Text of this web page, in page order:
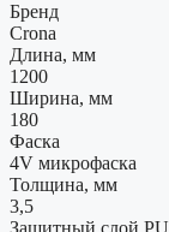
Бренд
Crona
Длина, мм
1200
Ширина, мм
180
Фаска
4V микрофаска
Толщина, мм
3,5